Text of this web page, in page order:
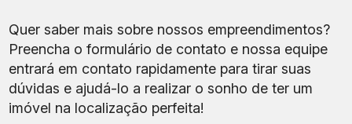
Quer saber mais sobre nossos empreendimentos?
Preencha o formulário de contato e nossa equipe
entrará em contato rapidamente para tirar suas
dúvidas e ajudá-lo a realizar o sonho de ter um
imóvel na localização perfeita!